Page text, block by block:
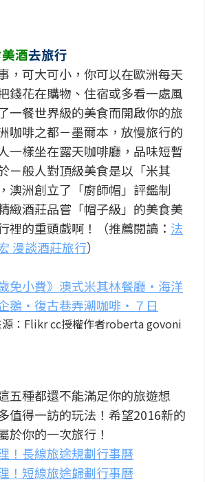
酒去旅行
，可大可小，你可以在歐洲每天
錢花在購物、住宿或多看一處風
一餐世界級的美食而開啟你的旅
咖啡之都－墨爾本，放慢旅行的
一樣坐在露天咖啡廳，品味短暫
ㄧ般人對頂級美食是以「米其
澳洲創立了「廚師帽」評鑑制
緻酒莊品嘗「帽子級」的美食美
裡的重頭戲啊！（推薦閱讀： 法
漫談酒莊旅行）
免小費》澳式米其林餐廳‧海洋
鵝‧復古巷弄潮咖啡‧７日
源：Flikr cc授權作者roberta govoni
五種都還不能滿足你的旅遊想
值得一訪的玩法！希望2016新的
於你的一次旅行！
！ 長線旅途規劃行事曆
！ 短線旅途歸劃行事曆